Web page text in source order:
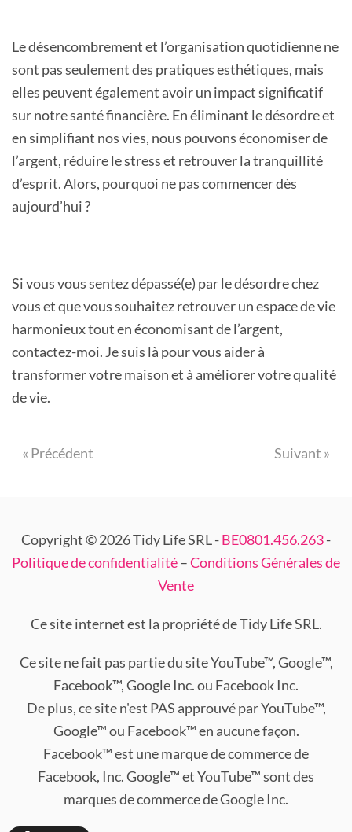
Le désencombrement et l’organisation quotidienne ne
sont pas seulement des pratiques esthétiques, mais
elles peuvent également avoir un impact significatif
sur notre santé financière. En éliminant le désordre et
en simplifiant nos vies, nous pouvons économiser de
l’argent, réduire le stress et retrouver la tranquillité
d’esprit. Alors, pourquoi ne pas commencer dès
aujourd’hui ?
Si vous vous sentez dépassé(e) par le désordre chez
vous et que vous souhaitez retrouver un espace de vie
harmonieux tout en économisant de l’argent,
contactez-moi. Je suis là pour vous aider à
transformer votre maison et à améliorer votre qualité
de vie.
« Précédent Suivant »
Copyright © 2026 Tidy Life SRL -BE0801.456.263-
Politique de confidentialité–Conditions Générales de
Vente
Ce site internet est la propriété de Tidy Life SRL.
Ce site ne fait pas partie du site YouTube™, Google™,
Facebook™, Google Inc. ou Facebook Inc.
De plus, ce site n'est PAS approuvé par YouTube™,
Google™ ou Facebook™ en aucune façon.
Facebook™ est une marque de commerce de
Facebook, Inc. Google™ et YouTube™ sont des
marques de commerce de Google Inc.